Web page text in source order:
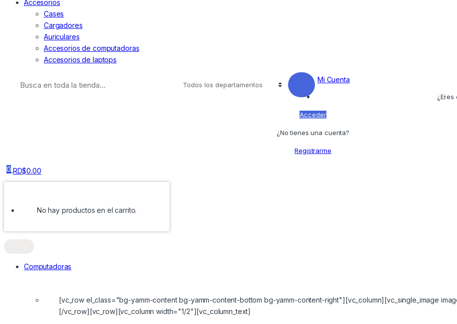
Accesorios
Cases
Cargadores
Auriculares
Accesorios de computadoras
Accesorios de laptops
Mi Cuenta
¿Eres
Acceder
¿No tienes una cuenta?
Registrarme
0 RD$0.00
No hay productos en el carrito.
Computadoras
[vc_row el_class="bg-yamm-content bg-yamm-content-bottom bg-yamm-content-right"][vc_column][vc_single_image
[/vc_row][vc_row][vc_column width="1/2"][vc_column_text]